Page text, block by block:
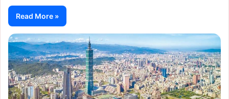
Read More »